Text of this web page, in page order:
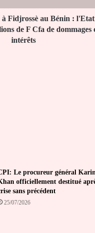
à Fidjrossè au Bénin : l'Etat
de F Cfa de dommages
intérêts
Le procureur général
officiellement destitué
sans précédent
25/07/2026